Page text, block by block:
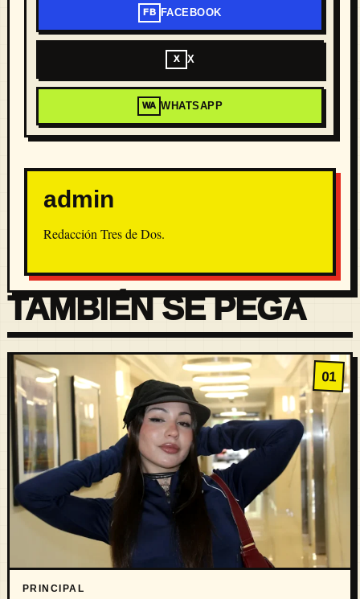
FB FACEBOOK
X X
WA WHATSAPP
admin
Redacción Tres de Dos.
TAMBIÉN SE PEGA
01
PRINCIPAL